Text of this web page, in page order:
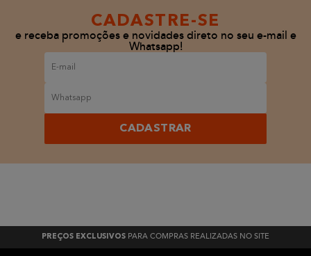
CADASTRE-SE
e receba promoções e novidades direto no seu e-mail e
Whatsapp!
CADASTRAR
PREÇOS EXCLUSIVOS PARA COMPRAS REALIZADAS NO SITE